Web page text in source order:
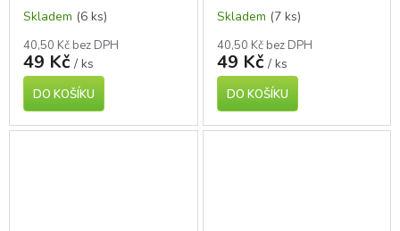
Skladem (6 ks)
40,50 Kč bez DPH
49 Kč / ks
DO KOŠÍKU
Skladem (7 ks)
40,50 Kč bez DPH
49 Kč / ks
DO KOŠÍKU